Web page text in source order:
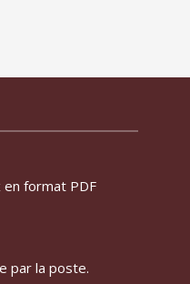
en format PDF
par la poste.